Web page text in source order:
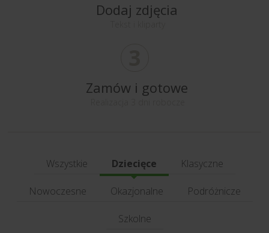
Dodaj zdjęcia
Zamów i gotowe
Wszystkie Dziecięce Klasyczne
Nowoczesne Okazjonalne Podróżnicze
Szkolne